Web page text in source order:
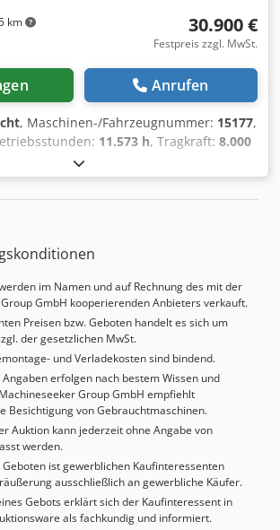
km 30.900 €
Festpreis zzgl. MwSt.
Anrufen
, Maschinen-/Fahrzeugnummer: 15177,
11.573 h, Tragkraft: 8.000
, Lastschwerpunkt:
, Masttyp:Simplex, Bauhöhe:2.860
2.400 mm, Ausstattung:Kabine, 4949984
im Namen und auf Rechnung des mit der
GmbH kooperierenden Anbieters verkauft.
Preisen bzw. Geboten handelt es sich um
der gesetzlichen MwSt.
und Verladekosten sind bindend.
erfolgen nach bestem Wissen und
Group GmbH empfiehlt
Besichtigung von Gebrauchtmaschinen.
Auktion kann jederzeit ohne Angabe von
werden.
Geboten ist gewerblichen Kaufinteressenten
ausschließlich an gewerbliche Käufer.
Gebots erklärt sich der Kaufinteressent in
als fachkundig und informiert.